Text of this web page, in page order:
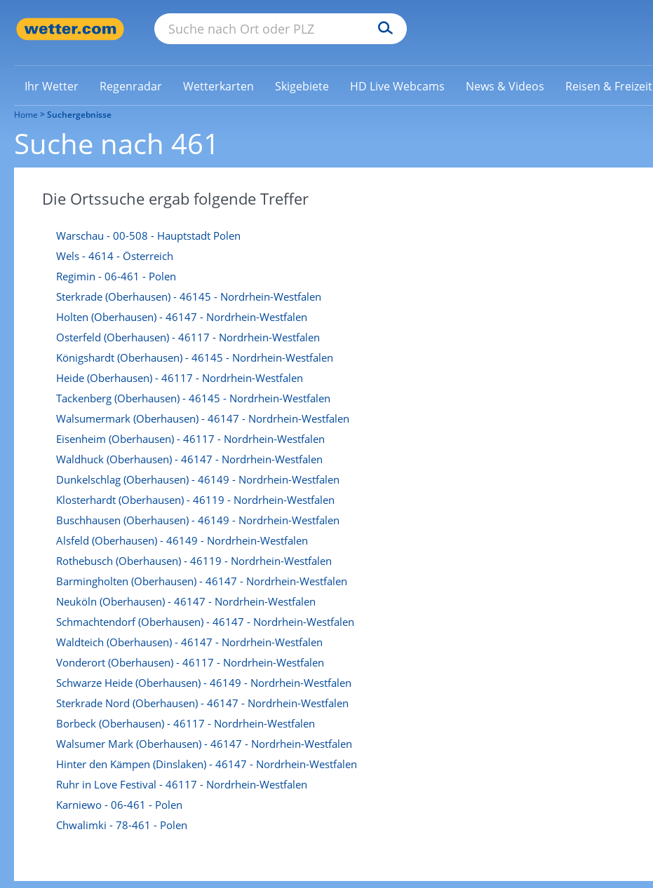
Ihr Wetter Regenradar Wetterkarten Skigebiete HD Live Webcams News & Videos Reisen & Freizeit
Home Suchergebnisse
Suche nach 461
Die Ortssuche ergab folgende Treffer
Warschau - 00-508 - Hauptstadt Polen
Wels - 4614 - Österreich
Regimin - 06-461 - Polen
Sterkrade (Oberhausen) - 46145 - Nordrhein-Westfalen
Holten (Oberhausen) - 46147 - Nordrhein-Westfalen
Osterfeld (Oberhausen) - 46117 - Nordrhein-Westfalen
Königshardt (Oberhausen) - 46145 - Nordrhein-Westfalen
Heide (Oberhausen) - 46117 - Nordrhein-Westfalen
Tackenberg (Oberhausen) - 46145 - Nordrhein-Westfalen
Walsumermark (Oberhausen) - 46147 - Nordrhein-Westfalen
Eisenheim (Oberhausen) - 46117 - Nordrhein-Westfalen
Waldhuck (Oberhausen) - 46147 - Nordrhein-Westfalen
Dunkelschlag (Oberhausen) - 46149 - Nordrhein-Westfalen
Klosterhardt (Oberhausen) - 46119 - Nordrhein-Westfalen
Buschhausen (Oberhausen) - 46149 - Nordrhein-Westfalen
Alsfeld (Oberhausen) - 46149 - Nordrhein-Westfalen
Rothebusch (Oberhausen) - 46119 - Nordrhein-Westfalen
Barmingholten (Oberhausen) - 46147 - Nordrhein-Westfalen
Neuköln (Oberhausen) - 46147 - Nordrhein-Westfalen
Schmachtendorf (Oberhausen) - 46147 - Nordrhein-Westfalen
Waldteich (Oberhausen) - 46147 - Nordrhein-Westfalen
Vonderort (Oberhausen) - 46117 - Nordrhein-Westfalen
Schwarze Heide (Oberhausen) - 46149 - Nordrhein-Westfalen
Sterkrade Nord (Oberhausen) - 46147 - Nordrhein-Westfalen
Borbeck (Oberhausen) - 46117 - Nordrhein-Westfalen
Walsumer Mark (Oberhausen) - 46147 - Nordrhein-Westfalen
Hinter den Kämpen (Dinslaken) - 46147 - Nordrhein-Westfalen
Ruhr in Love Festival - 46117 - Nordrhein-Westfalen
Karniewo - 06-461 - Polen
Chwalimki - 78-461 - Polen